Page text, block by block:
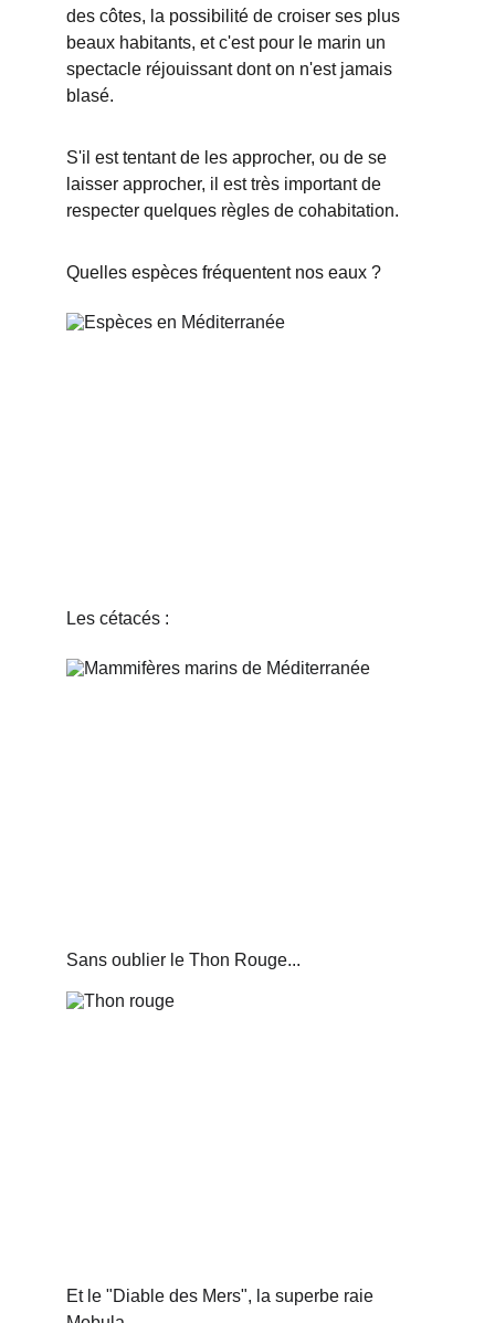
des côtes, la possibilité de croiser ses plus
beaux habitants, et c'est pour le marin un
spectacle réjouissant dont on n'est jamais
blasé.
S'il est tentant de les approcher, ou de se
laisser approcher, il est très important de
respecter quelques règles de cohabitation.
Quelles espèces fréquentent nos eaux ?
Les cétacés :
Sans oublier le Thon Rouge...
Et le "Diable des Mers", la superbe raie